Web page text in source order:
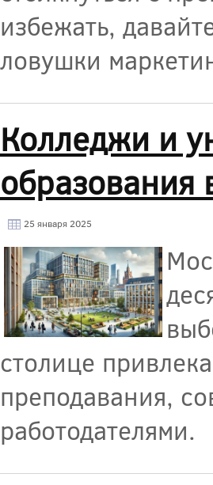
избежать,
ловушки
Колледжи и
образования
25 января 2025
столице
преподавания,
работодателями.